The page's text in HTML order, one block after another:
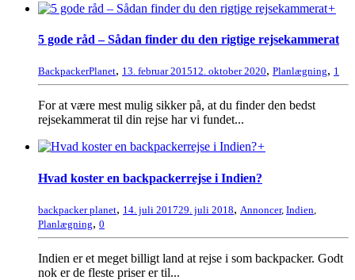
+
5 gode råd – Sådan finder du den rigtige rejsekammerat
BackpackerPlanet, 13. februar 201512. oktober 2020, Planlægning, 1
For at være mest mulig sikker på, at du finder den bedst
rejsekammerat til din rejse har vi fundet...
+
Hvad koster en backpackerrejse i Indien?
backpacker planet, 14. juli 201729. juli 2018, Annoncer, Indien,
Planlægning, 0
Indien er et meget billigt land at rejse i som backpacker. Godt
nok er de fleste priser er til...